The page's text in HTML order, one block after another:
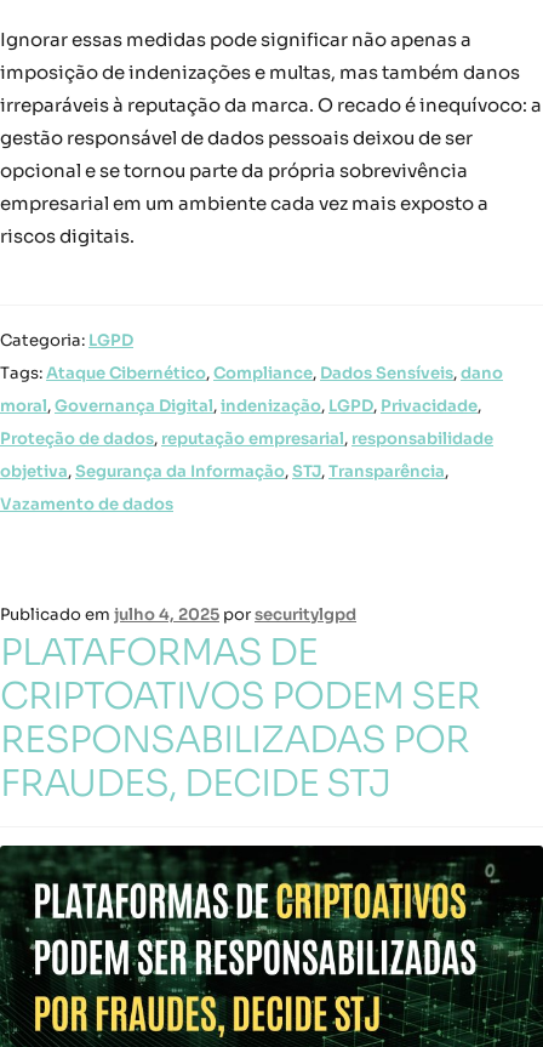
Ignorar essas medidas pode significar não apenas a
imposição de indenizações e multas, mas também danos
irreparáveis à reputação da marca. O recado é inequívoco: a
gestão responsável de dados pessoais deixou de ser
opcional e se tornou parte da própria sobrevivência
empresarial em um ambiente cada vez mais exposto a
riscos digitais.
Categoria: LGPD
Tags:Ataque Cibernético,Compliance, Dados Sensíveis,dano
moral,Governança Digital,indenização, LGPD, Privacidade,
Proteção de dados, reputação empresarial, responsabilidade
objetiva,Segurança da Informação,STJ,Transparência,
Vazamento de dados
Publicado em julho 4, 2025 porsecuritylgpd
PLATAFORMAS DE
CRIPTOATIVOS PODEM SER
RESPONSABILIZADAS POR
FRAUDES, DECIDE STJ